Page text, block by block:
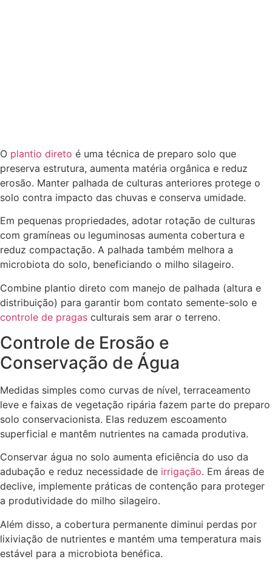
O plantio direto é uma técnica de preparo solo que
preserva estrutura, aumenta matéria orgânica e reduz
erosão. Manter palhada de culturas anteriores protege o
solo contra impacto das chuvas e conserva umidade.
Em pequenas propriedades, adotar rotação de culturas
com gramíneas ou leguminosas aumenta cobertura e
reduz compactação. A palhada também melhora a
microbiota do solo, beneficiando o milho silageiro.
Combine plantio direto com manejo de palhada (altura e
distribuição) para garantir bom contato semente-solo e
controle de pragas culturais sem arar o terreno.
Controle de Erosão e
Conservação de Água
Medidas simples como curvas de nível, terraceamento
leve e faixas de vegetação ripária fazem parte do preparo
solo conservacionista. Elas reduzem escoamento
superficial e mantêm nutrientes na camada produtiva.
Conservar água no solo aumenta eficiência do uso da
adubação e reduz necessidade de irrigação. Em áreas de
declive, implemente práticas de contenção para proteger
a produtividade do milho silageiro.
Além disso, a cobertura permanente diminui perdas por
lixiviação de nutrientes e mantém uma temperatura mais
estável para a microbiota benéfica.